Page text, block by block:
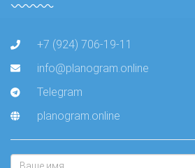
+7 (924) 706-19-11
info@planogram.online
Telegram
planogram.online